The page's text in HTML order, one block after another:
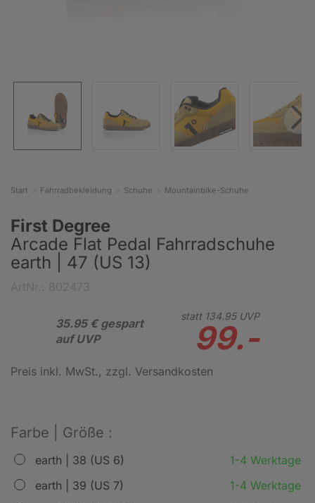
Start Fahrradbekleidung Schuhe Mountainbike-Schuhe
First Degree
Arcade Flat Pedal Fahrradschuhe
earth | 47 (US 13)
35.95 € gespart
auf UVP
statt 134.95UVP
99.-
Preis inkl. MwSt., zzgl. Versandkosten
Farbe | Größe :
earth | 38 (US 6)
1-4 Werktage
earth | 39 (US 7)
1-4 Werktage